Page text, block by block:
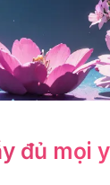
đủ mọi